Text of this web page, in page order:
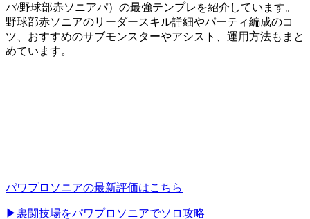
パ/野球部赤ソニアパ）の最強テンプレを紹介しています。
野球部赤ソニアのリーダースキル詳細やパーティ編成のコ
ツ、おすすめのサブモンスターやアシスト、運用方法もまと
めています。
パワプロソニアの最新評価はこちら
▶裏闘技場をパワプロソニアでソロ攻略